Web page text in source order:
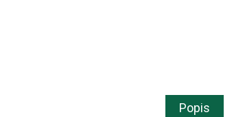
Popis